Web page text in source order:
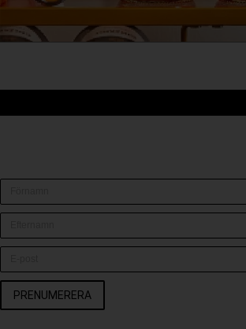
PRENUMERERA